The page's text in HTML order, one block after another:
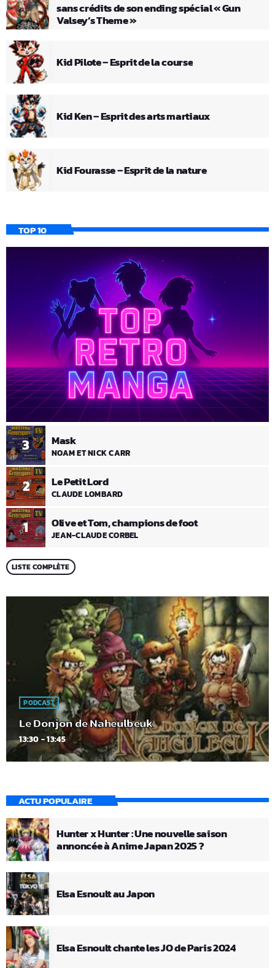
sans crédits de son ending spécial « Gun
Valsey’s Theme »
Kid Pilote – Esprit de la course
Kid Ken – Esprit des arts martiaux
Kid Fourasse – Esprit de la nature
TOP 10
1 Olive et Tom, champions de foot
JEAN-CLAUDE CORBEL
2 Le Petit Lord
CLAUDE LOMBARD
3 Mask
NOAM ET NICK CARR
LISTE COMPLÈTE
PODCAST
Le Donjon de Naheulbeuk
13:30 - 13:45
ACTU POPULAIRE
Hunter x Hunter : Une nouvelle saison
annoncée à Anime Japan 2025 ?
Elsa Esnoult au Japon
Elsa Esnoult chante les JO de Paris 2024